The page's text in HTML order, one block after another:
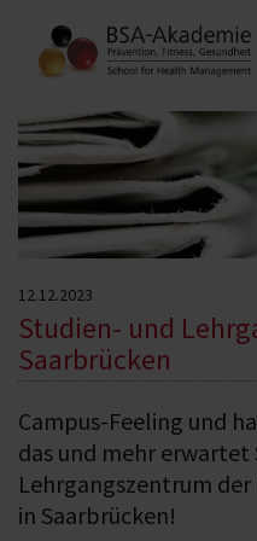
12.12.2023
Studien- und
Saarbrücken
Campus-Feeling und
das und mehr erwartet
Lehrgangszentrum der
in Saarbrücken!